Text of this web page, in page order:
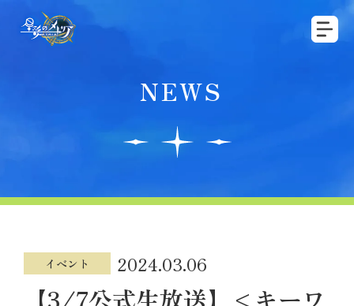
NEWS
イベント 2024.03.06
【3/7公式生放送】<キーワ